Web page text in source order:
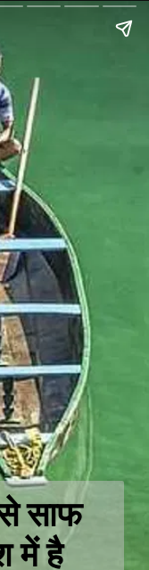
साफ
में है